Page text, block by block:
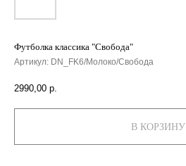
Футболка классика "Свобода"
Артикул: DN_FK6/Молоко/Свобода
2990,00 р.
В КОРЗИНУ